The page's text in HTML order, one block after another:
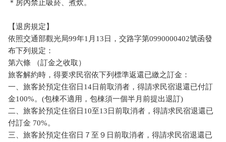
＊房內禁止吸菸、煮炊。
【退房規定】
依照交通部觀光局99年1月13日，交路字第0990000402號函發
布下列規定：
第六條 （訂金之收取）
旅客解約時，得要求民宿依下列標準返還已繳之訂金：
一、旅客於預定住宿日14日前取消者，得請求民宿退還已付訂
金100%。(包棟不適用，包棟須一個半月前提出退訂)
二、旅客於預定住宿日10至13日前取消者，得請求民宿退還已
付訂金 70%。
三、旅客於預定住宿日７至９日前取消者，得請求民宿退還已